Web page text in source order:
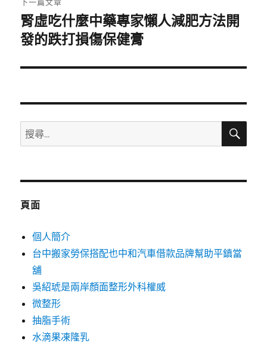
下
一
文
腎虛吃什麼中藥專家懶人減肥方法開
發的跌打損傷保健膏
搜
尋
鍵
搜
頁面
個人簡介
台中搬家勞保搭配也中和汽車借款品牌幫助平鎮當
舖
吳紹琥是兩岸顏面整形外科權威
微整形
抽脂手術
水滴果凍隆乳